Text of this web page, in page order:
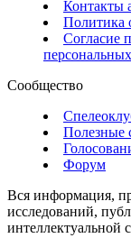
Контакты
Политика
Согласие
Сообщество
Полезные
Форум
Вся информация,
исследований,
интеллектуальной